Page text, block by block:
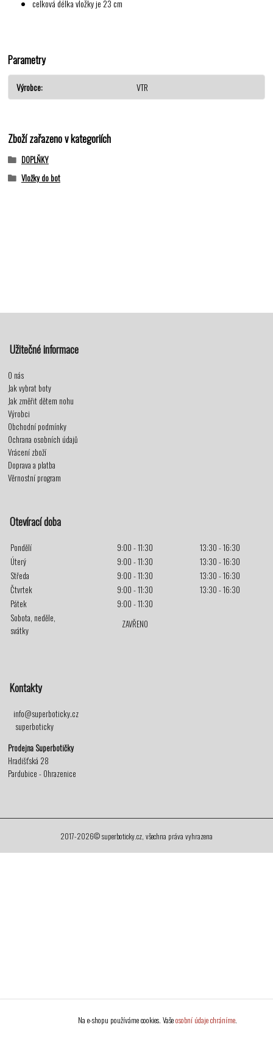
celková délka vložky je 23 cm
Parametry
Výrobce VTR
Zboží zařazeno v kategoriích
DOPLŇKY
Vložky do bot
Užitečné informace
O nás
Jak vybrat boty
Jak změřit dětem nohu
Výrobci
Obchodní podmínky
Ochrana osobních údajů
Vrácení zboží
Doprava a platba
Věrnostní program
Otevírací doba
Pondělí 9:00 - 11:30
13:30 - 16:30
Úterý
9:00 - 11:30
13:30 - 16:30
Středa
9:00 - 11:30
13:30 - 16:30
Čtvrtek
9:00 - 11:30
13:30 - 16:30
Pátek
9:00 - 11:30
Sobota, neděle,
svátky
ZAVŘENO
Kontakty
info@superboticky.cz
superboticky
Prodejna Superbotičky
Hradišťská 28
Pardubice - Ohrazenice
2017-2026© superboticky.cz, všechna práva vyhrazena
Na e-shopu používáme cookies. Vašeosobní údaje chráníme.